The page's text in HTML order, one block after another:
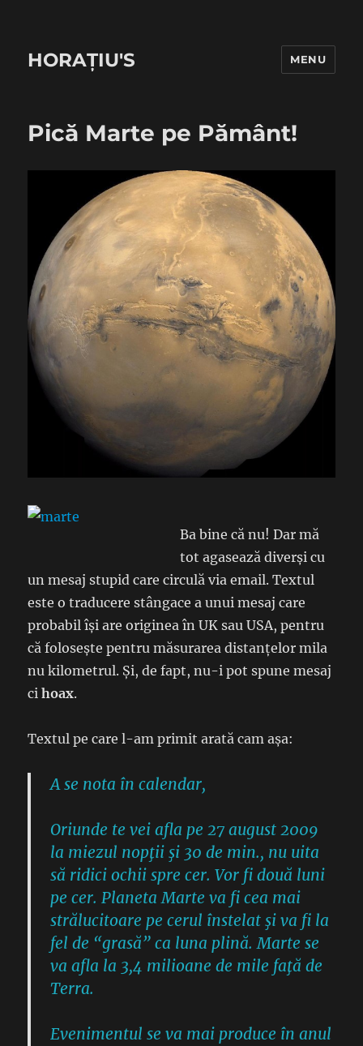
HORAȚIU'S MENU
Pică Marte pe Pământ!
Ba bine că nu! Dar mă
tot agasează diverși cu
un mesaj stupid care circulă via email. Textul
este o traducere stângace a unui mesaj care
probabil își are originea în UK sau USA, pentru
că folosește pentru măsurarea distanțelor mila
nu kilometrul. Și, de fapt, nu-i pot spune mesaj
cihoax.
Textul pe care l-am primit arată cam așa:
A se nota în calendar,
Oriunde te vei afla pe 27 august 2009
la miezul nopţii şi 30 de min., nu uita
să ridici ochii spre cer. Vor fi două luni
pe cer. Planeta Marte va fi cea mai
strălucitoare pe cerul înstelat şi va fi la
fel de “grasă” ca luna plină. Marte se
va afla la 3,4 milioane de mile faţă de
Terra.
Evenimentul se va mai produce în anul